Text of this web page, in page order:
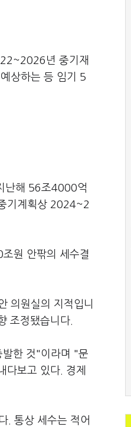
년 중기재
상하는 등 임기 5
난해 56조4000억
기계획상 2024~2
원 안팎의 세수결
의원실의 지적입니
조정됐습니다.
발한 것"이라며 "문
보고 있다. 경제
. 통상 세수는 적어